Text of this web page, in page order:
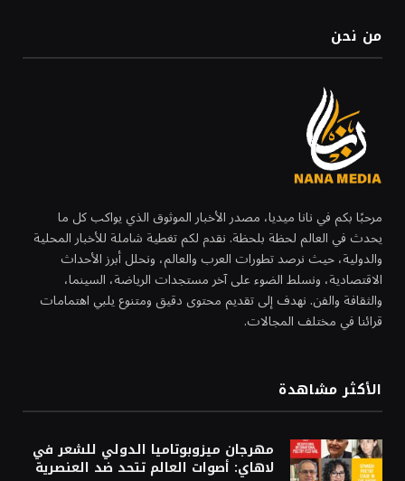
من نحن
مرحبًا بكم في نانا ميديا، مصدر الأخبار الموثوق الذي يواكب كل ما
يحدث في العالم لحظة بلحظة. نقدم لكم تغطية شاملة للأخبار المحلية
والدولية، حيث نرصد تطورات العرب والعالم، ونحلل أبرز الأحداث
الاقتصادية، ونسلط الضوء على آخر مستجدات الرياضة، السينما،
والثقافة والفن. نهدف إلى تقديم محتوى دقيق ومتنوع يلبي اهتمامات
قرائنا في مختلف المجالات.
الأكثر مشاهدة
مهرجان ميزوبوتاميا الدولي للشعر في
لاهاي: أصوات العالم تتحد ضد العنصرية